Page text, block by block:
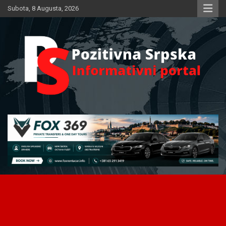
Skip
to
Subota, 8 Augusta, 2026
Pozitivna Srpska